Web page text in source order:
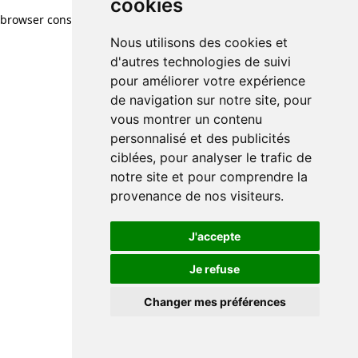
cookies
Nous utilisons des cookies et
d'autres technologies de suivi
pour améliorer votre expérience
de navigation sur notre site, pour
vous montrer un contenu
personnalisé et des publicités
ciblées, pour analyser le trafic de
notre site et pour comprendre la
provenance de nos visiteurs.
J'accepte
Je refuse
Changer mes préférences
browser console for more information)